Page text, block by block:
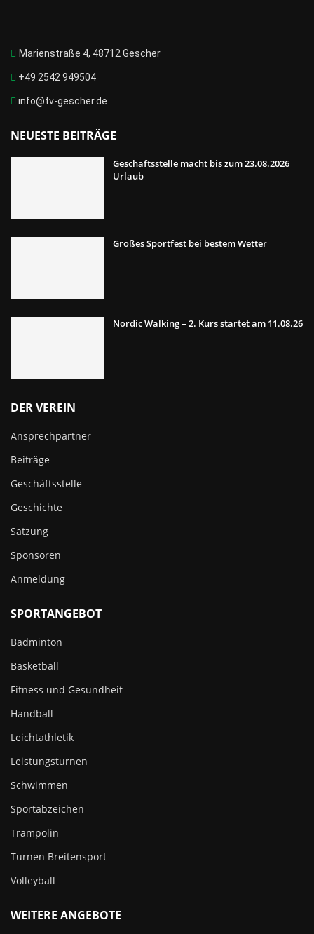
Marienstraße 4, 48712 Gescher
+49 2542 949504
info@tv-gescher.de
NEUESTE BEITRÄGE
Geschäftsstelle macht bis zum 23.08.2026
Urlaub
Großes Sportfest bei bestem Wetter
Nordic Walking – 2. Kurs startet am 11.08.26
DER VEREIN
Ansprechpartner
Beiträge
Geschäftsstelle
Geschichte
Satzung
Sponsoren
Anmeldung
SPORTANGEBOT
Badminton
Basketball
Fitness und Gesundheit
Handball
Leichtathletik
Leistungsturnen
Schwimmen
Sportabzeichen
Trampolin
Turnen Breitensport
Volleyball
WEITERE ANGEBOTE